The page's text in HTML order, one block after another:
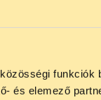
funkciók
és elemező